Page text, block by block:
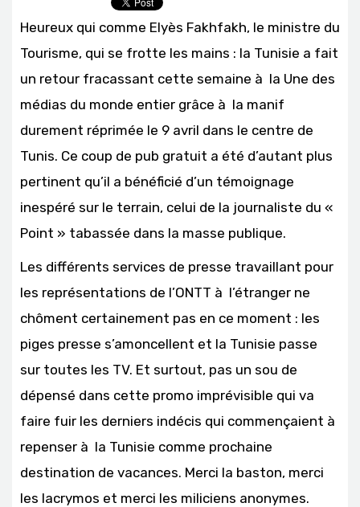
Heureux qui comme Elyès Fakhfakh, le ministre du
Tourisme, qui se frotte les mains : la Tunisie a fait
un retour fracassant cette semaine à la Une des
médias du monde entier grâce à la manif
durement réprimée le 9 avril dans le centre de
Tunis. Ce coup de pub gratuit a été d’autant plus
pertinent qu’il a bénéficié d’un témoignage
inespéré sur le terrain, celui de la journaliste du «
Point » tabassée dans la masse publique.
Les différents services de presse travaillant pour
les représentations de l’ONTT à l’étranger ne
chôment certainement pas en ce moment : les
piges presse s’amoncellent et la Tunisie passe
sur toutes les TV. Et surtout, pas un sou de
dépensé dans cette promo imprévisible qui va
faire fuir les derniers indécis qui commençaient à
repenser à la Tunisie comme prochaine
destination de vacances. Merci la baston, merci
les lacrymos et merci les miliciens anonymes.